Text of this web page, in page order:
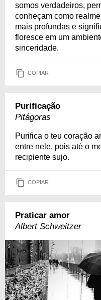
somos verdadeiros,
conheçam como
mais profundas e
floresce em um
sinceridade.
COPIAR
Purificação
Pitágoras
Purifica o teu coração
entre nele, pois até o
recipiente sujo.
COPIAR
Praticar amor
Albert Schweitzer